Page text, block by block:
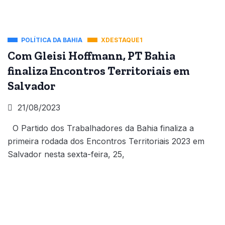
POLÍTICA DA BAHIA XDESTAQUE1
Com Gleisi Hoffmann, PT Bahia
finaliza Encontros Territoriais em
Salvador
21/08/2023
O Partido dos Trabalhadores da Bahia finaliza a
primeira rodada dos Encontros Territoriais 2023 em
Salvador nesta sexta-feira, 25,